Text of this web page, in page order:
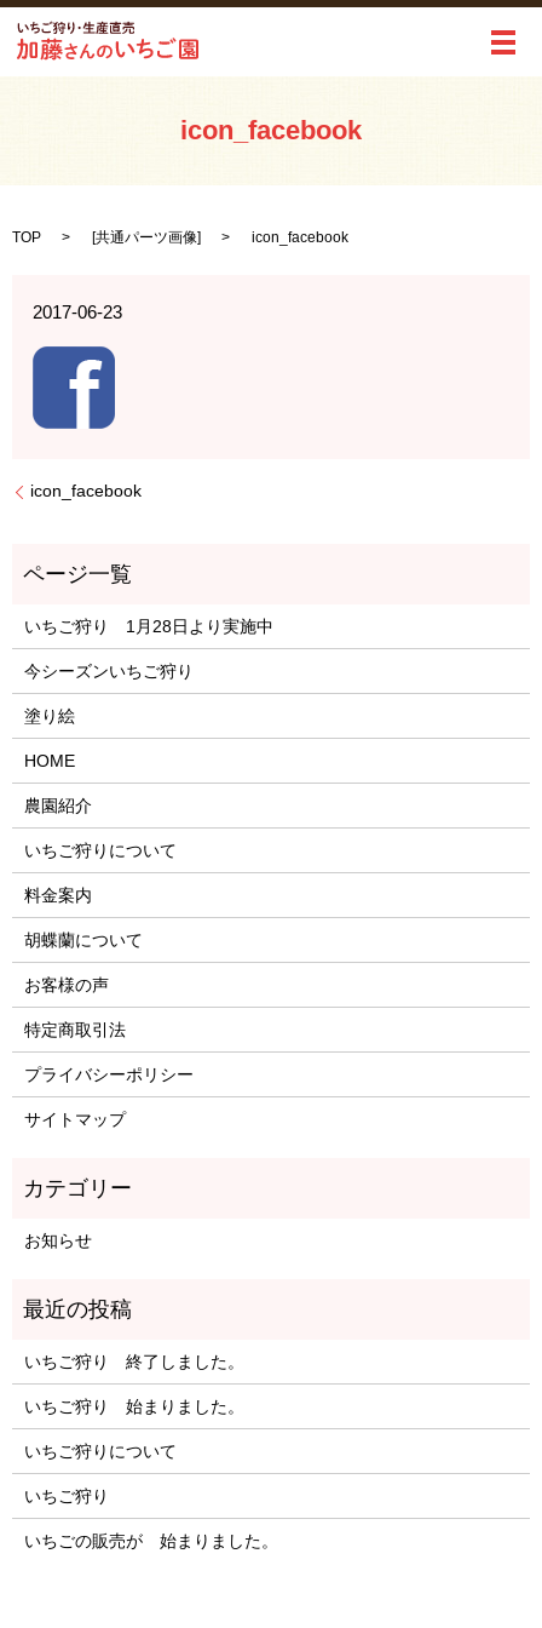
メ
icon_facebook
TOP [共通パーツ画像] icon_facebook
2017-06-23
icon_facebook
いちご狩り 1月28日より実施中
今シーズンいちご狩り
塗り絵
HOME
農園紹介
いちご狩りについて
料金案内
胡蝶蘭について
お客様の声
特定商取引法
プライバシーポリシー
サイトマップ
お知らせ
いちご狩り 終了しました。
いちご狩り 始まりました。
いちご狩りについて
いちご狩り
いちごの販売が 始まりました。